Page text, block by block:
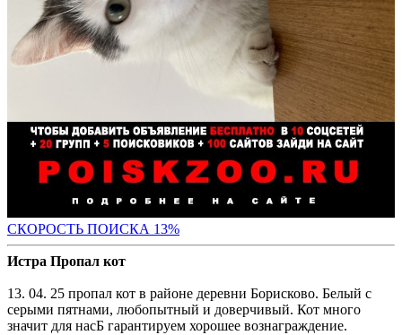
СКОРОСТЬ ПОИСКА 13%
Истра Пропал кот
13. 04. 25 пропал кот в районе деревни Борисково. Белый с
серыми пятнами, любопытный и доверчивый. Кот много
значит для насБ гарантируем хорошее вознаграждение.